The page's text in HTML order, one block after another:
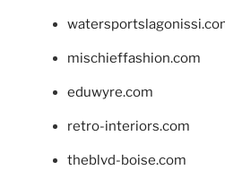
mischieffashion.com
eduwyre.com
retro-interiors.com
theblvd-boise.com